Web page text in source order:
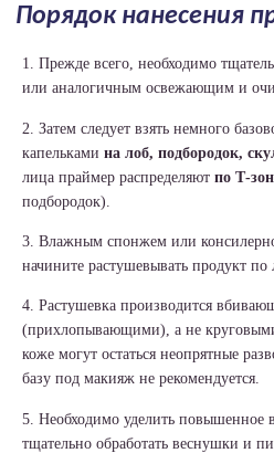
Порядок нанесения
1. Прежде всего, необходимо
или аналогичным освежающим и
2. Затем следует взять немного
капельками на лоб, подбородок,
лица праймер распределяют по Т-
подбородок).
3. Влажным спонжем или
начините растушевывать продукт по
4. Растушевка производится
(прихлопывающими), а не
коже могут остаться неопрятные
базу под макияж не рекомендуется.
5. Необходимо уделить повышенное
тщательно обработать веснушки и